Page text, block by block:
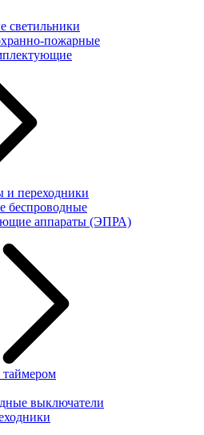
светильники
пожарные
переходники
беспроводные
аппараты (ЭПРА)
таймером
выключатели